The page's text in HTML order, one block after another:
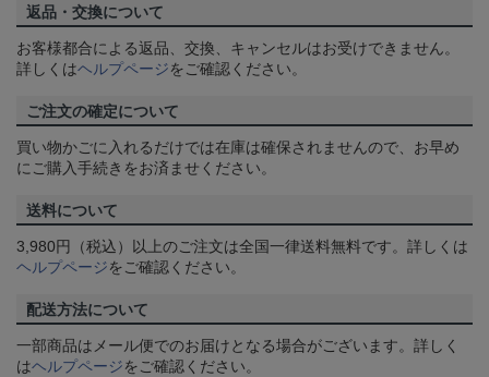
返品・交換について
お客様都合による返品、交換、キャンセルはお受けできません。
詳しくはヘルプページをご確認ください。
ご注文の確定について
買い物かごに入れるだけでは在庫は確保されませんので、お早め
にご購入手続きをお済ませください。
送料について
3,980円（税込）以上のご注文は全国一律送料無料です。詳しくは
ヘルプページをご確認ください。
配送方法について
一部商品はメール便でのお届けとなる場合がございます。詳しく
はヘルプページをご確認ください。